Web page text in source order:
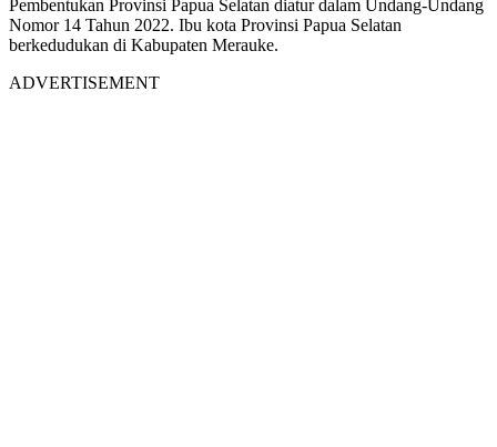
Pembentukan Provinsi Papua Selatan diatur dalam Undang-Undang
Nomor 14 Tahun 2022. Ibu kota Provinsi Papua Selatan
berkedudukan di Kabupaten Merauke.
ADVERTISEMENT